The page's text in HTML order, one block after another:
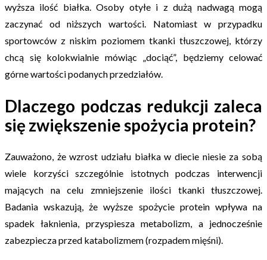
wyższa ilość białka. Osoby otyłe i z dużą nadwagą mogą
zaczynać od niższych wartości. Natomiast w przypadku
sportowców z niskim poziomem tkanki tłuszczowej, którzy
chcą się kolokwialnie mówiąc „dociąć”, będziemy celować
górne wartości podanych przedziałów.
Dlaczego podczas redukcji zaleca
się zwiększenie spożycia protein?
Zauważono, że wzrost udziału białka w diecie niesie za sobą
wiele korzyści szczególnie istotnych podczas interwencji
mających na celu zmniejszenie ilości tkanki tłuszczowej.
Badania wskazują, że wyższe spożycie protein wpływa na
spadek łaknienia, przyspiesza metabolizm, a jednocześnie
zabezpiecza przed katabolizmem (rozpadem mięśni).